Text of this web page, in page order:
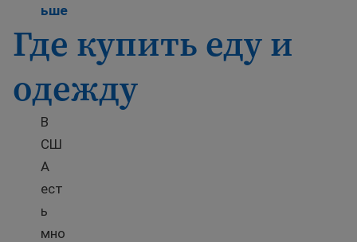
ьшеLearn more about Public transportation
Где купить еду и
одежду
В
СШ
А
ест
ь
мно